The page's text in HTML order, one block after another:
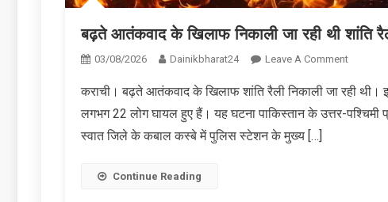
बढ़ते आतंकवाद के खिलाफ निकाली जा रही थी शांति
03/08/2026 Dainikbharat24 Leave A CommentOn
आतंकवाद
के
कराची। बढ़ते आतंकवाद के खिलाफ शांति रैली निकाली जा रही थी।
लगभग 22 लोग घायल हुए हैं। यह घटना पाकिस्तान के उत्तर-
स्वात जिले के कबाल कस्बे में पुलिस स्टेशन के मुख्य […]
Continue Reading